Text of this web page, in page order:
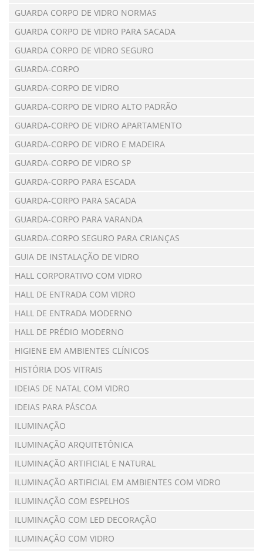
GUARDA CORPO DE VIDRO NORMAS
GUARDA CORPO DE VIDRO PARA SACADA
GUARDA CORPO DE VIDRO SEGURO
GUARDA-CORPO
GUARDA-CORPO DE VIDRO
GUARDA-CORPO DE VIDRO ALTO PADRÃO
GUARDA-CORPO DE VIDRO APARTAMENTO
GUARDA-CORPO DE VIDRO E MADEIRA
GUARDA-CORPO DE VIDRO SP
GUARDA-CORPO PARA ESCADA
GUARDA-CORPO PARA SACADA
GUARDA-CORPO PARA VARANDA
GUARDA-CORPO SEGURO PARA CRIANÇAS
GUIA DE INSTALAÇÃO DE VIDRO
HALL CORPORATIVO COM VIDRO
HALL DE ENTRADA COM VIDRO
HALL DE ENTRADA MODERNO
HALL DE PRÉDIO MODERNO
HIGIENE EM AMBIENTES CLÍNICOS
HISTÓRIA DOS VITRAIS
IDEIAS DE NATAL COM VIDRO
IDEIAS PARA PÁSCOA
ILUMINAÇÃO
ILUMINAÇÃO ARQUITETÔNICA
ILUMINAÇÃO ARTIFICIAL E NATURAL
ILUMINAÇÃO ARTIFICIAL EM AMBIENTES COM VIDRO
ILUMINAÇÃO COM ESPELHOS
ILUMINAÇÃO COM LED DECORAÇÃO
ILUMINAÇÃO COM VIDRO